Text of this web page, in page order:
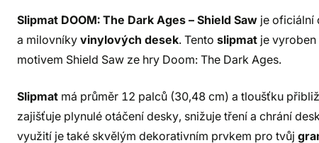
Slipmat DOOM: The Dark Ages – Shield Saw je oficiální
a milovníky vinylových desek. Tento slipmat je
motivem Shield Saw ze hry Doom: The Dark Ages.
Slipmat má průměr 12 palců (30,48 cm) a tloušťku
zajišťuje plynulé otáčení desky, snižuje tření a chrání
využití je také skvělým dekorativním prvkem pro tvůj